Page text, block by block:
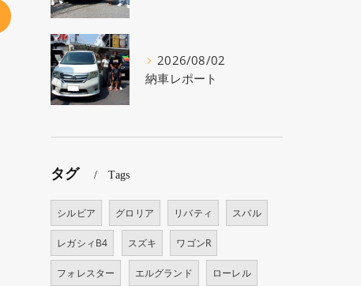
2026/08/02
納車レポート
タグ Tags
シルビア グロリア リバティ スバル
レガシィB4 スズキ ワゴンR
フォレスター エルグランド ローレル